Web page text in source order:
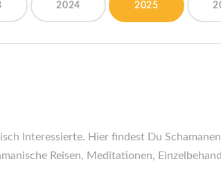
2024 2025
Interessierte. Hier findest Du
Reisen, Meditationen,